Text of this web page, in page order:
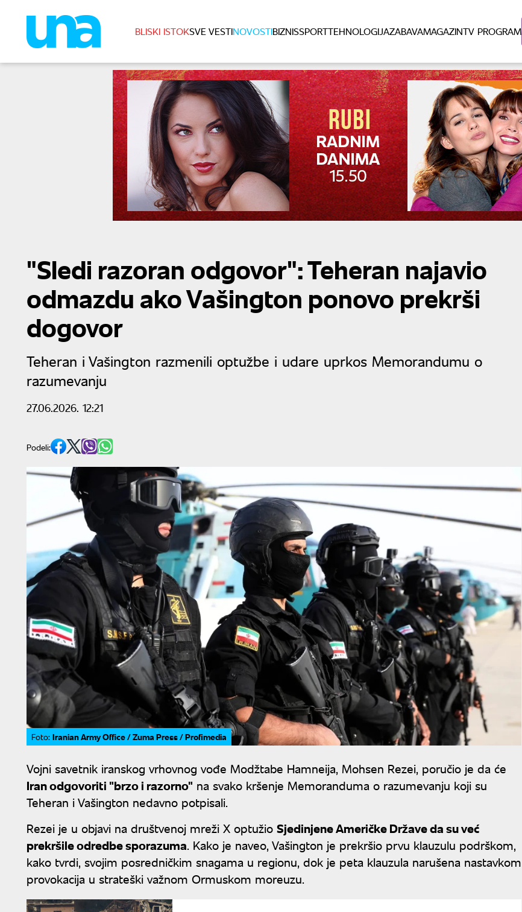
BLISKI ISTOKSVE VESTINOVOSTIBIZNISSPORTTEHNOLOGIJAZABAVAMAGAZINTV PROGRAM
"Sledi razoran odgovor": Teheran najavio
odmazdu ako Vašington ponovo prekrši
dogovor
Teheran i Vašington razmenili optužbe i udare uprkos Memorandumu o
razumevanju
27.06.2026. 12:21
Podeli:
Foto: Iranian Army Office / Zuma Press / Profimedia
Vojni savetnik iranskog vrhovnog vođe Modžtabe Hamneija, Mohsen Rezei, poručio je da će
Iran odgovoriti "brzo i razorno" na svako kršenje Memoranduma o razumevanju koji su
Teheran i Vašington nedavno potpisali.
Rezei je u objavi na društvenoj mreži X optužio Sjedinjene Američke Države da su već
prekršile odredbe sporazuma. Kako je naveo, Vašington je prekršio prvu klauzulu podrškom,
kako tvrdi, svojim posredničkim snagama u regionu, dok je peta klauzula narušena nastavkom
provokacija u strateški važnom Ormuskom moreuzu.